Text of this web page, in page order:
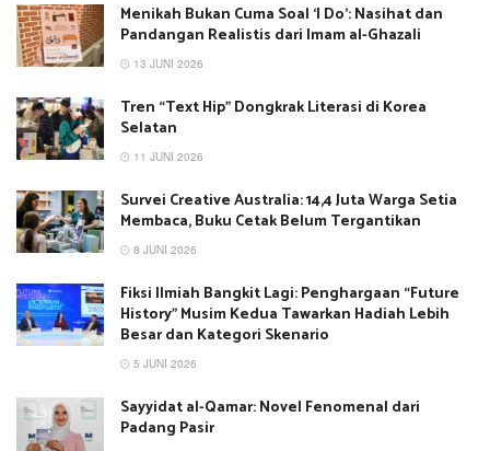
Menikah Bukan Cuma Soal ‘I Do’: Nasihat dan
Pandangan Realistis dari Imam al-Ghazali
13 JUNI 2026
Tren “Text Hip” Dongkrak Literasi di Korea
Selatan
11 JUNI 2026
Survei Creative Australia: 14,4 Juta Warga Setia
Membaca, Buku Cetak Belum Tergantikan
8 JUNI 2026
Fiksi Ilmiah Bangkit Lagi: Penghargaan “Future
History” Musim Kedua Tawarkan Hadiah Lebih
Besar dan Kategori Skenario
5 JUNI 2026
Sayyidat al-Qamar: Novel Fenomenal dari
Padang Pasir